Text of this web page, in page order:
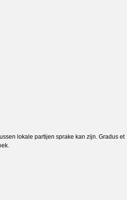
lokale partijen sprake kan zijn. Gradus et